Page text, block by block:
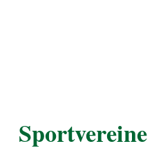
Sportvereine